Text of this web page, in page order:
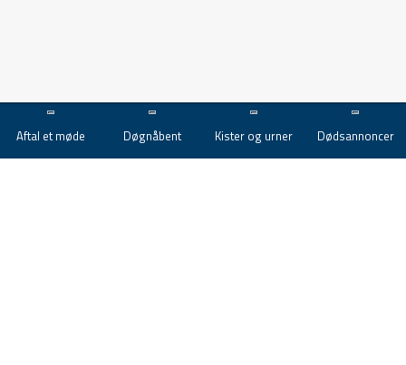
Aftal et møde Døgnåbent Kister og urner Dødsannoncer